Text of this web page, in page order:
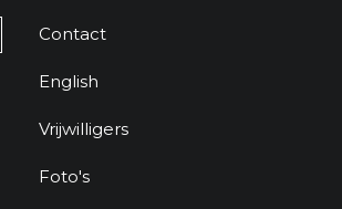
Contact
English
Vrijwilligers
Foto's